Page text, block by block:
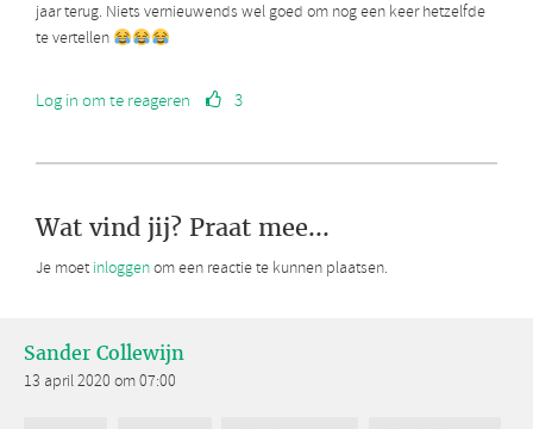
jaar terug. Niets vernieuwends wel goed om nog een keer hetzelfde
te vertellen
Log in om te reageren 3
Wat vind jij? Praat mee...
Je moet inloggenom een reactie te kunnen plaatsen.
Sander Collewijn
13 april 2020 om 07:00